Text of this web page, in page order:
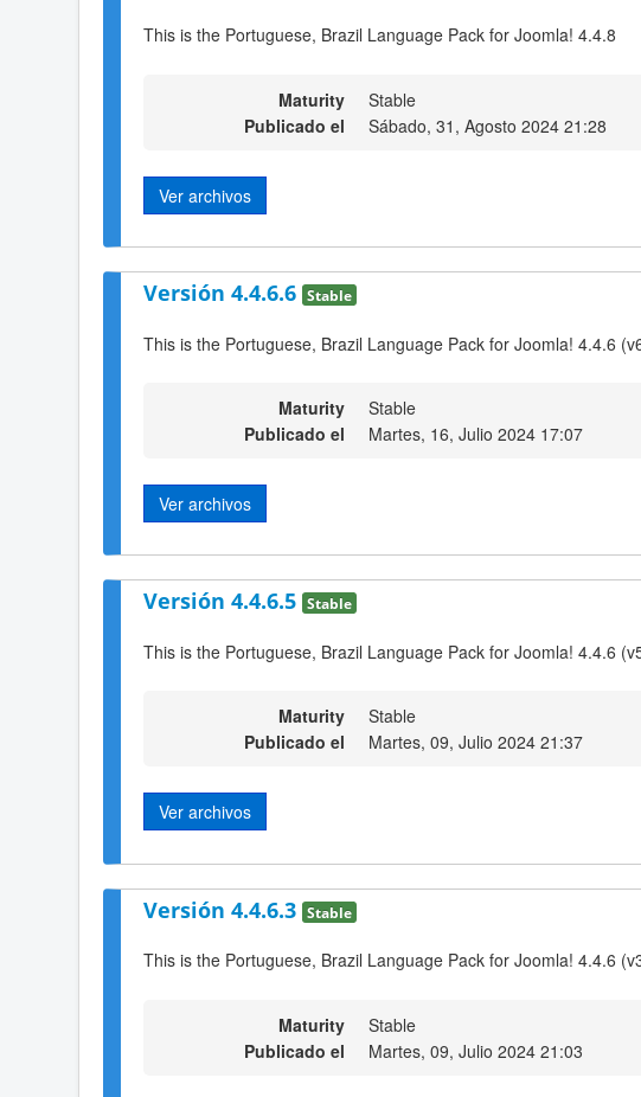
This is the Portuguese, Brazil Language Pack for Joomla! 4.4.8
Maturity
Stable
Publicado el
Sábado, 31, Agosto 2024 21:28
Ver archivos
Versión 4.4.6.6 Stable
This is the Portuguese, Brazil Language Pack for Joomla! 4.4.6
Maturity
Stable
Publicado el
Martes, 16, Julio 2024 17:07
Ver archivos
Versión 4.4.6.5 Stable
This is the Portuguese, Brazil Language Pack for Joomla! 4.4.6
Maturity
Stable
Publicado el
Martes, 09, Julio 2024 21:37
Ver archivos
Versión 4.4.6.3 Stable
This is the Portuguese, Brazil Language Pack for Joomla! 4.4.6
Maturity
Stable
Publicado el
Martes, 09, Julio 2024 21:03